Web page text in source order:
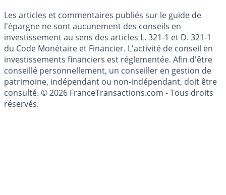
Cookies
Les articles et commentaires publiés sur le guide de
l'épargne ne sont aucunement des conseils en
investissement au sens des articles L. 321-1 et D. 321-1
du Code Monétaire et Financier. L'activité de conseil en
investissements financiers est réglementée. Afin d'être
conseillé personnellement, un conseiller en gestion de
patrimoine, indépendant ou non-indépendant, doit être